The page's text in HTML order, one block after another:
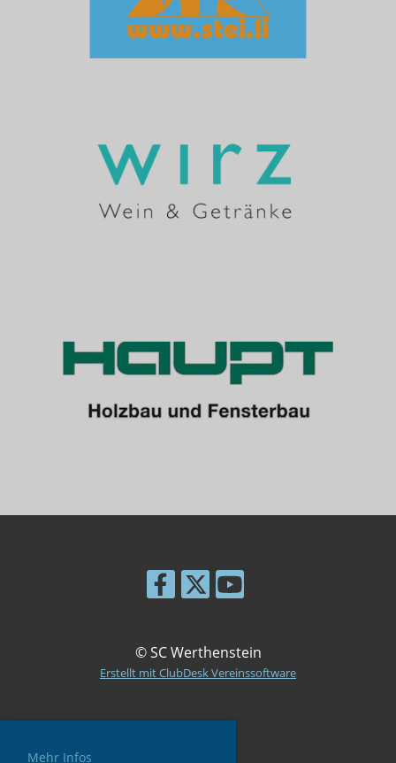
Mehr Infos
© SC Werthenstein
Erstellt mit ClubDesk Vereinssoftware